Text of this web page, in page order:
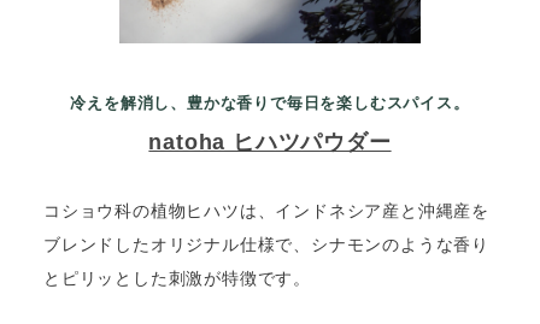
冷えを解消し、豊かな香りで毎日を楽しむスパイス。
natoha ヒハツパウダー
コショウ科の植物ヒハツは、インドネシア産と沖縄産を
ブレンドしたオリジナル仕様で、シナモンのような香り
とピリッとした刺激が特徴です。